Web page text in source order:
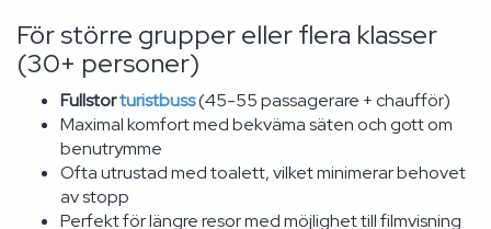
För större grupper eller flera klasser
(30+ personer)
Fullstorturistbuss(45-55 passagerare + chaufför)
Maximal komfort med bekväma säten och gott om
benutrymme
Ofta utrustad med toalett, vilket minimerar behovet
av stopp
Perfekt för längre resor med möjlighet till filmvisning